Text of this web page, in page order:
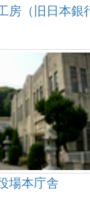
房（旧日本銀
場本庁舎